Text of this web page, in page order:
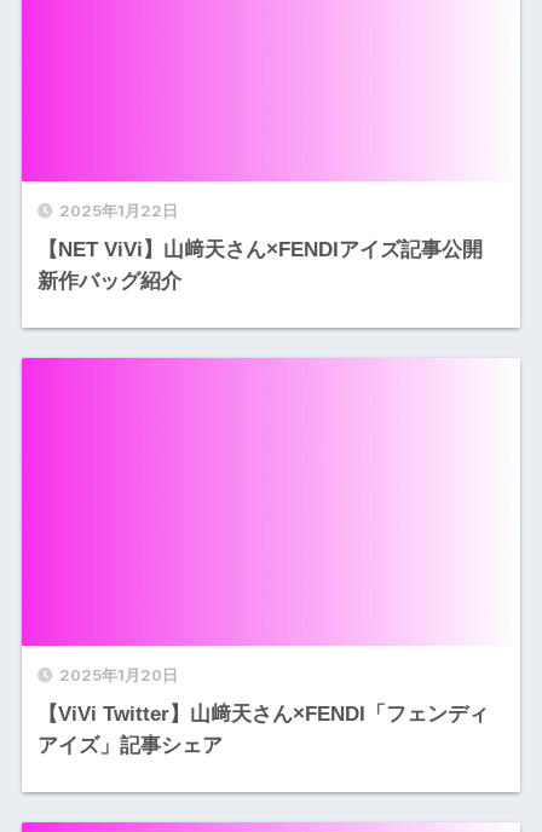
2025年1月22日
【NET ViVi】山﨑天さん×FENDIアイズ記事公開
新作バッグ紹介
2025年1月20日
【ViVi Twitter】山﨑天さん×FENDI「フェンディ
アイズ」記事シェア